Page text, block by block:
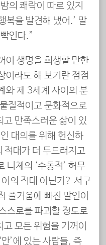
의 쾌락이 따로 있지
복을 발견해 냈어.’ 말
인다.”
이 생명을 희생할 만한
이라도 해 보기란 점점
와 제 3세계 사이의 분
질적이고 문화적으로
만족스러운 삶이 있
대의를 위해 헌신하
적대가 더 두드러지고
니체의 ‘수동적’ 허무
이의 적대 아닌가? 서구
즐거움에 빠진 말인이
스로를 파괴할 정도로
모든 위험을 기꺼이
’에 있는 사람들, 즉